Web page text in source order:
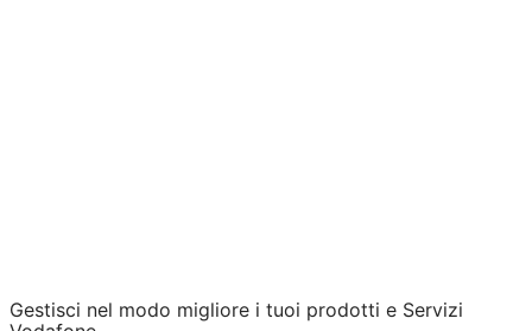
Gestisci nel modo migliore i tuoi prodotti e Servizi